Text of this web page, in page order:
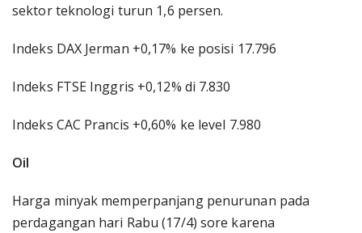
sektor teknologi turun 1,6 persen.
Indeks DAX Jerman +0,17% ke posisi 17.796
Indeks FTSE Inggris +0,12% di 7.830
Indeks CAC Prancis +0,60% ke level 7.980
Oil
Harga minyak memperpanjang penurunan pada
perdagangan hari Rabu (17/4) sore karena